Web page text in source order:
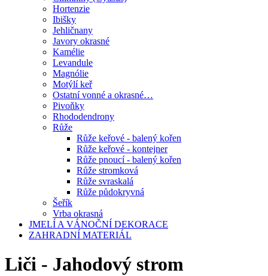
Hortenzie
Ibišky
Jehličnany
Javory okrasné
Kamélie
Levandule
Magnólie
Motýlí keř
Ostatní vonné a okrasné…
Pivoňky
Rhododendrony
Růže
Růže keřové - balený kořen
Růže keřové - kontejner
Růže pnoucí - balený kořen
Růže stromková
Růže svraskalá
Růže půdokryvná
Šeřík
Vrba okrasná
JMELÍ A VÁNOČNÍ DEKORACE
ZAHRADNÍ MATERIÁL
Liči - Jahodový strom